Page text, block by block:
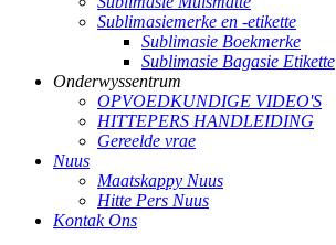
Sublimasiemerke en -etikette
Sublimasie Boekmerke
Sublimasie Bagasie Etikette
Onderwyssentrum
OPVOEDKUNDIGE VIDEO'S
HITTEPERS HANDLEIDING
Gereelde vrae
Nuus
Maatskappy Nuus
Hitte Pers Nuus
Kontak Ons